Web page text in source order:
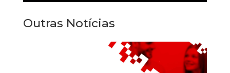
Outras Notícias